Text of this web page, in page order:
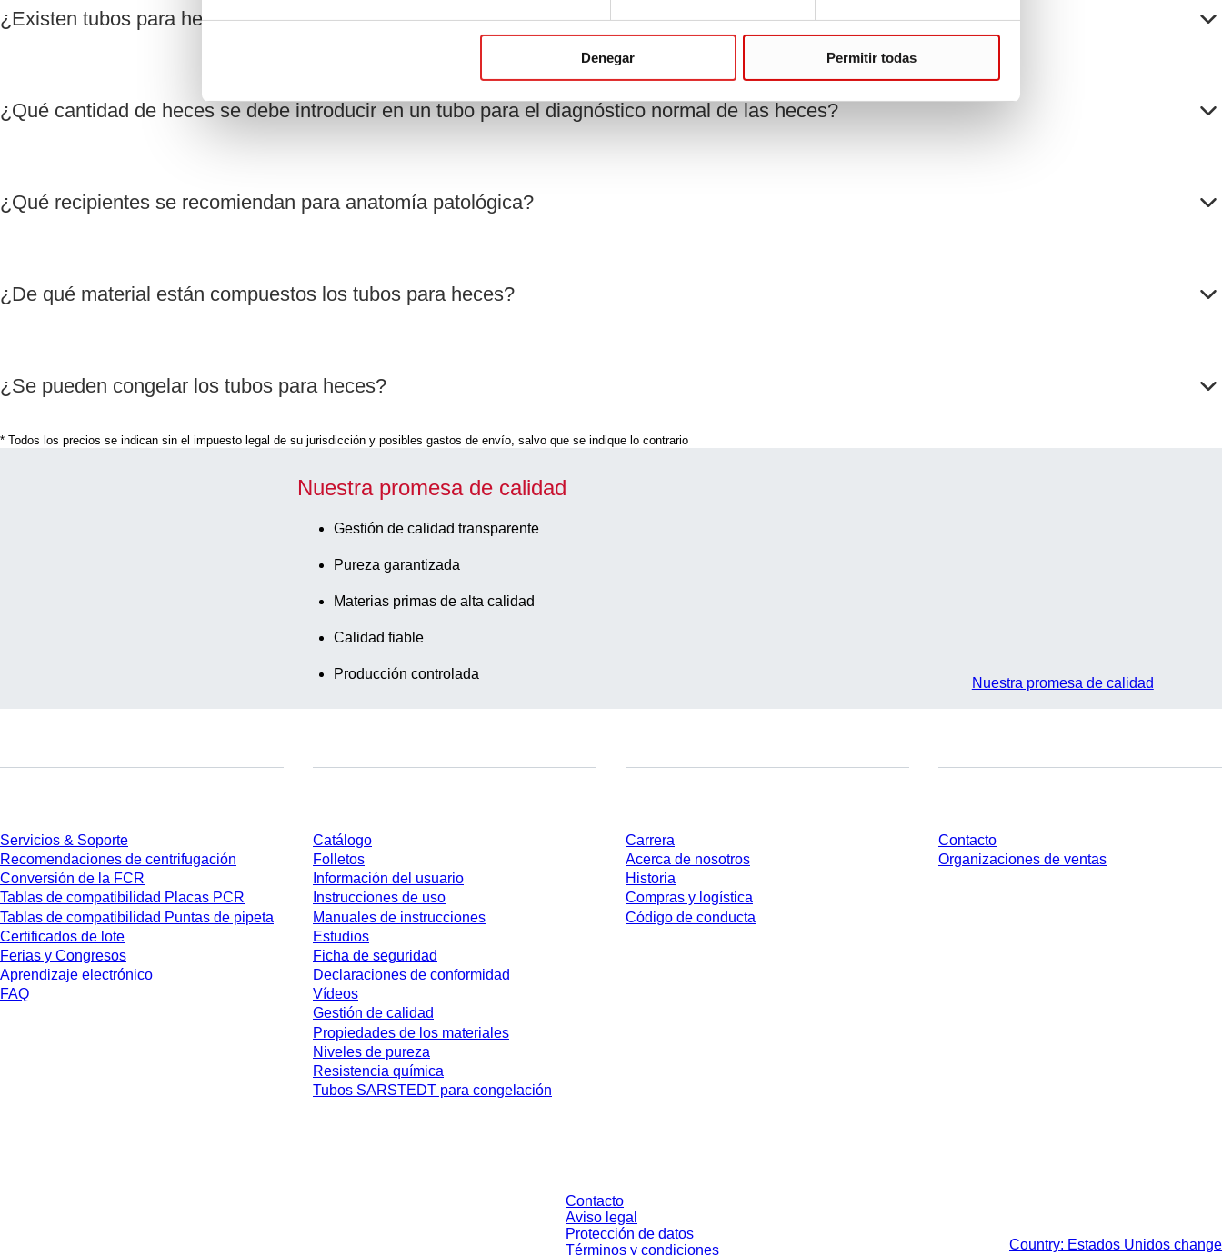
Denegar Permitir todas
¿Existen tubos para heces que permiten normalizar la cantidad de la muestra?
¿Qué cantidad de heces se debe introducir en un tubo para el diagnóstico normal de las heces?
¿Qué recipientes se recomiendan para anatomía patológica?
¿De qué material están compuestos los tubos para heces?
¿Se pueden congelar los tubos para heces?
* Todos los precios se indican sin el impuesto legal de su jurisdicción y posibles gastos de envío, salvo que se indique lo contrario
Nuestra promesa de calidad
Gestión de calidad transparente
Pureza garantizada
Materias primas de alta calidad
Calidad fiable
Producción controlada
Nuestra promesa de calidad
Servicios & Soporte
Recomendaciones de centrifugación
Conversión de la FCR
Tablas de compatibilidad Placas PCR
Tablas de compatibilidad Puntas de pipeta
Certificados de lote
Ferias y Congresos
Aprendizaje electrónico
FAQ
Catálogo
Folletos
Información del usuario
Instrucciones de uso
Manuales de instrucciones
Estudios
Ficha de seguridad
Declaraciones de conformidad
Vídeos
Gestión de calidad
Propiedades de los materiales
Niveles de pureza
Resistencia química
Tubos SARSTEDT para congelación
Carrera
Acerca de nosotros
Historia
Compras y logística
Código de conducta
Contacto
Organizaciones de ventas
Contacto
Aviso legal
Protección de datos
Términos y condiciones
Country: Estados Unidos change